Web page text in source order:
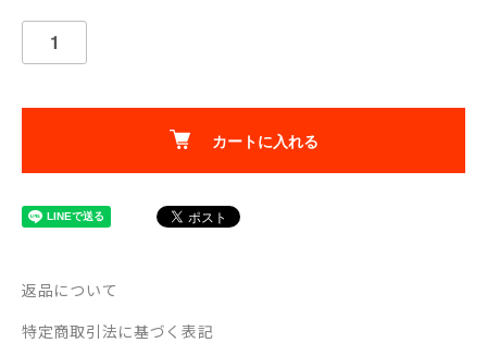
カートに入れる
返品について
特定商取引法に基づく表記